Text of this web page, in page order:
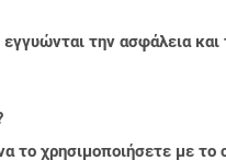
την ασφάλεια
το χρησιμοποιήσετε με